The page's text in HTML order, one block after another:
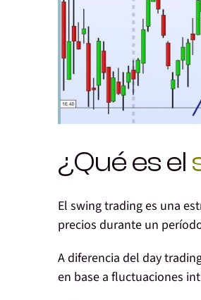
¿Qué es el
El swing trading es una
precios durante un
A diferencia del day
en base a fluctuaciones